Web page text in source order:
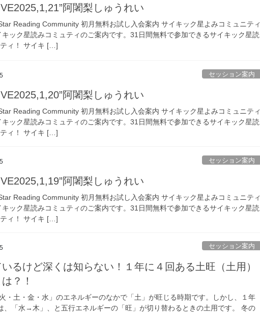
阿闍梨しゅうれい
Reading Community 初月無料お試し入会案内 サイキック星よみコミュニティ
キック星読みコミュティのご案内です。31日間無料で参加できるサイキック星読
ィ！ サイキ […]
セッション案内
阿闍梨しゅうれい
Reading Community 初月無料お試し入会案内 サイキック星よみコミュニティ
キック星読みコミュティのご案内です。31日間無料で参加できるサイキック星読
ィ！ サイキ […]
セッション案内
阿闍梨しゅうれい
Reading Community 初月無料お試し入会案内 サイキック星よみコミュニティ
キック星読みコミュティのご案内です。31日間無料で参加できるサイキック星読
ィ！ サイキ […]
セッション案内
るけど深くは知らない！１年に４回ある土旺（土用）
？！
・土・金・水」のエネルギーのなかで「土」が旺じる時期です。しかし、１年
、「水→木」、と五行エネルギーの「旺」が切り替わるときの土用です。 冬の